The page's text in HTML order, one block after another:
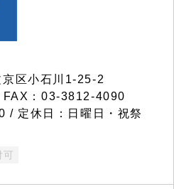
区小石川1-25-2
：03-3812-4090
/ 定休日：日曜日・祝祭
可